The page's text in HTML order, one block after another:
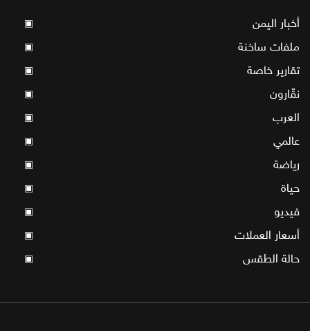
أخبار اليمن ▣
ملفات ساخنة ▣
تقارير خاصة ▣
نقّارون ▣
العرب ▣
عالمي ▣
رياضة ▣
حياة ▣
فيديو ▣
أسعار العملات ▣
حالة الطقس ▣